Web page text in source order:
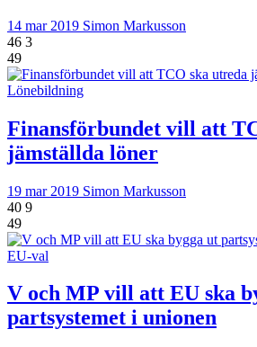
14 mar 2019 Simon Markusson
46 3
49
Lönebildning
Finansförbundet vill att
jämställda löner
19 mar 2019 Simon Markusson
40 9
49
EU-val
V och MP vill att EU ska
partsystemet i unionen